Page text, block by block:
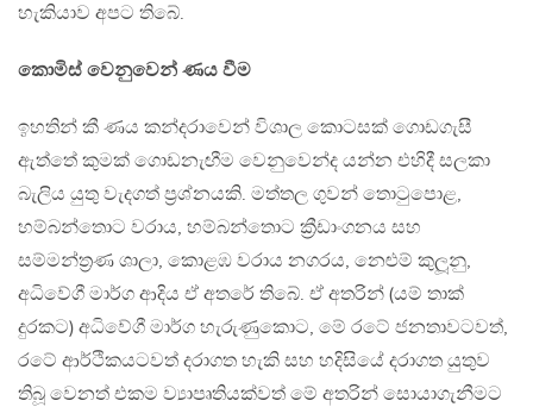
හැකියාව අපට තිබේ.
කොමිස් වෙනුවෙන් ණය වීම
ඉහතින් කී ණය කන්දරාවෙන් විශාල කොටසක් ගොඩගැසී
ඇත්තේ කුමක් ගොඩනැඟීම වෙනුවෙන්ද යන්න එහිදී සලකා
බැලිය යුතු වැදගත් ප්‍රශ්නයකි. මත්තල ගුවන් තොටුපොළ,
හම්බන්තොට වරාය, හම්බන්තොට ක්‍රීඩාංගනය සහ
සම්මන්ත්‍රණ ශාලා, කොළඹ වරාය නගරය, නෙළුම් කුලූනු,
අධිවේගී මාර්ග ආදිය ඒ අතරේ තිබේ. ඒ අතරින් (යම් තාක්
දුරකට) අධිවේගී මාර්ග හැරුණුකොට, මේ රටේ ජනතාවටවත්,
රටේ ආර්ථිකයටවත් දරාගත හැකි සහ හදිසියේ දරාගත යුතුව
තිබූ වෙනත් එකම ව්‍යාපෘතියක්වත් මේ අතරින් සොයාගැනීමට